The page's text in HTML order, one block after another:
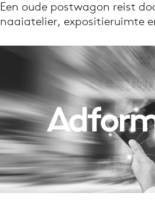
Volg het laatste nieuws
Nieuws
Menu
Home
9 sept: GenAI-training
12 nov: MarketingLive!
Adverteren
Een oude postwagon reist
naaiatelier, expositieruimte